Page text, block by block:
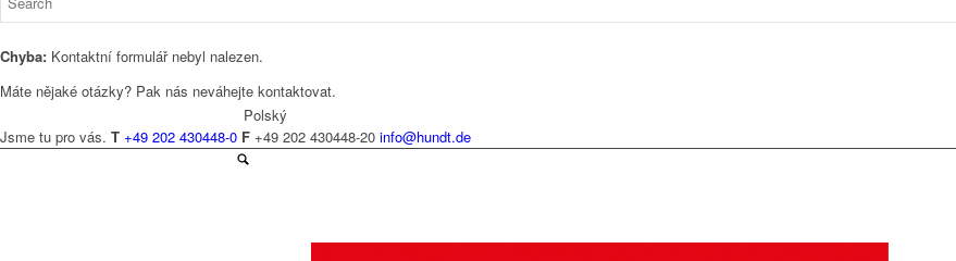
Polský
Chyba: Kontaktní formulář nebyl nalezen.
Máte nějaké otázky? Pak nás neváhejte kontaktovat.
Jsme tu pro vás. T +49 202 430448-0 F +49 202 430448-20 info@hundt.de